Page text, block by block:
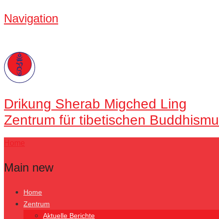
Navigation
Drikung Sherab Migched Ling
Zentrum für tibetischen
Home
Main new
Home
Zentrum
Aktuelle Berichte